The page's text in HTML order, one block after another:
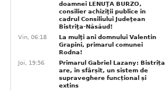
doamnei LENUŢA BURZO,
consilier achiziţii publice în
cadrul Consiliului Judeţean
Bistriţa-Năsăud!
Vin, 06:18
La mulţi ani domnului Valentin
Grapini, primarul comunei
Rodna!
Joi, 19:56
Primarul Gabriel Lazany: Bistrița
are, în sfârșit, un sistem de
supraveghere funcțional și
extins